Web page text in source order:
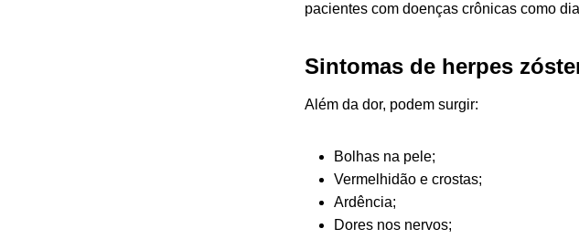
pacientes com doenças crônicas como
Sintomas de herpes
Além da dor, podem surgir:
Bolhas na pele;
Vermelhidão e crostas;
Ardência;
Dores nos nervos;